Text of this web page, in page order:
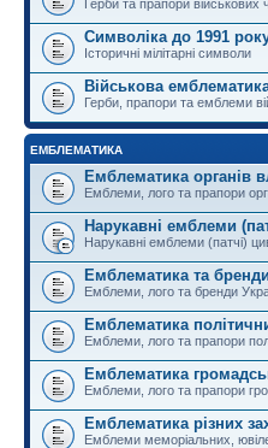
Герби та прапори військових
Символіка до 1991
Історичні мілітарні символи
Військова
Герби, прапори та емблеми
ЕМБЛЕМАТИКА
Емблематика органів
Емблеми, лого та прапори
Нарукавні емблеми
Нарукавні емблеми (патчі)
Емблематика та
Емблеми, лого та бренди
Емблематика
Емблеми, лого та прапори
Емблематика
Емблеми, лого та прапори
Емблематика різних
Емблеми меморіальних,